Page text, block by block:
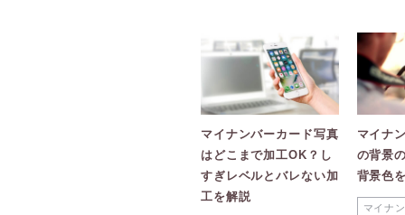
マイナンバーカード写真
はどこまで加工OK？し
すぎレベルとバレない加
工を解説
マイナ
の背景
背景色
マイナ